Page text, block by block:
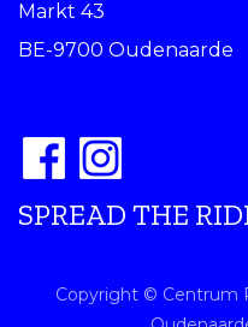
Markt 43
BE-9700 Oudenaarde
SPREAD THE
Copyright © Centrum